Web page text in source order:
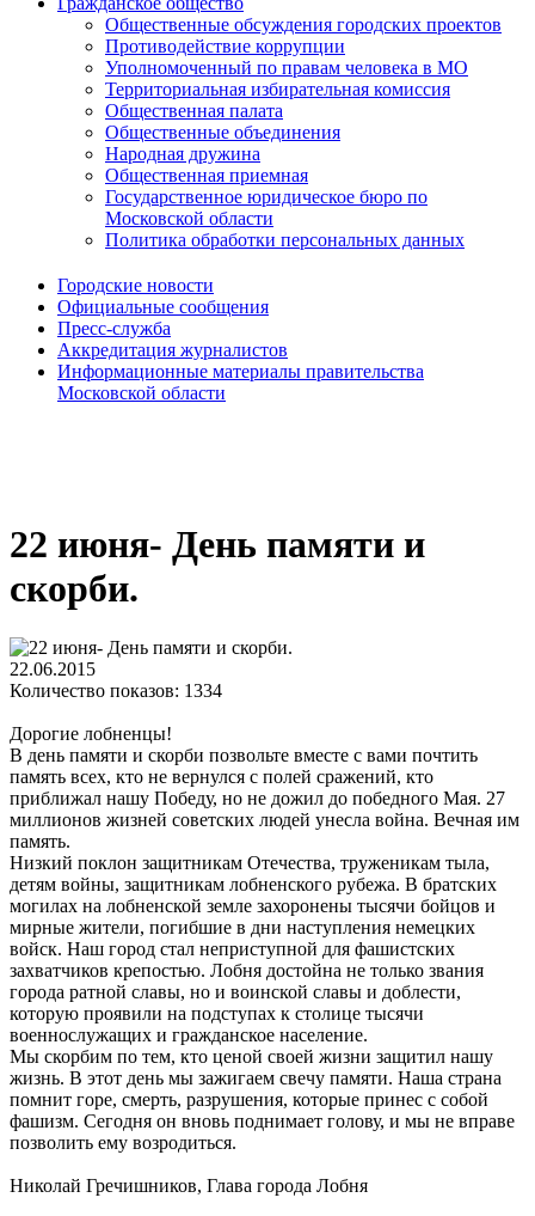
Общественные обсуждения городских проектов
Противодействие коррупции
Уполномоченный по правам человека в МО
Территориальная избирательная комиссия
Общественная палата
Общественные объединения
Народная дружина
Общественная приемная
Государственное юридическое бюро по
Московской области
Политика обработки персональных данных
Городские новости
Официальные сообщения
Пресс-служба
Аккредитация журналистов
Информационные материалы правительства
Московской области
22 июня- День памяти и
скорби.
22.06.2015
Количество показов: 1334
Дорогие лобненцы!
В день памяти и скорби позвольте вместе с вами почтить
память всех, кто не вернулся с полей сражений, кто
приближал нашу Победу, но не дожил до победного Мая. 27
миллионов жизней советских людей унесла война. Вечная им
память.
Низкий поклон защитникам Отечества, труженикам тыла,
детям войны, защитникам лобненского рубежа. В братских
могилах на лобненской земле захоронены тысячи бойцов и
мирные жители, погибшие в дни наступления немецких
войск. Наш город стал неприступной для фашистских
захватчиков крепостью. Лобня достойна не только звания
города ратной славы, но и воинской славы и доблести,
которую проявили на подступах к столице тысячи
военнослужащих и гражданское население.
Мы скорбим по тем, кто ценой своей жизни защитил нашу
жизнь. В этот день мы зажигаем свечу памяти. Наша страна
помнит горе, смерть, разрушения, которые принес с собой
фашизм. Сегодня он вновь поднимает голову, и мы не вправе
позволить ему возродиться.
Николай Гречишников, Глава города Лобня